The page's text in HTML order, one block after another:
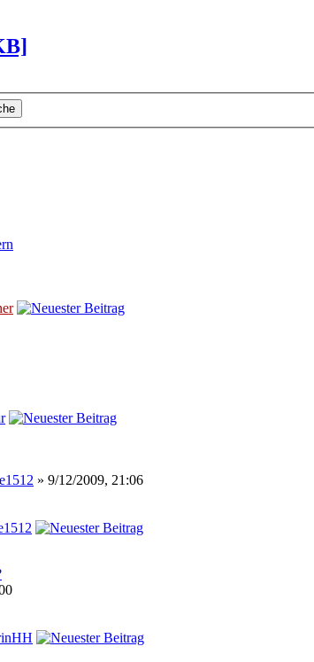
» 9/12/2009, 21:06